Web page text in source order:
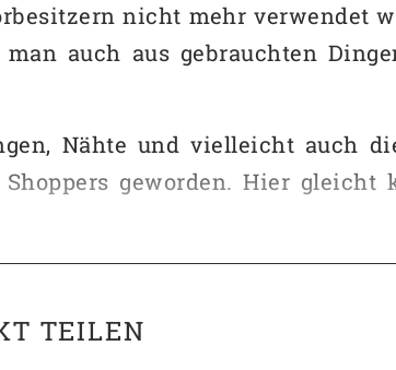
nicht mehr verwendet
auch aus gebrauchten
Nähte und vielleicht auch
geworden. Hier gleicht
Schnalle daher und kann mit
und kann Deine Wertsachen
TEILEN